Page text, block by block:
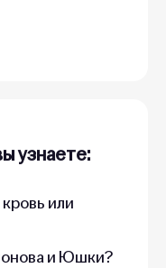
узнаете:
или
и Юшки?